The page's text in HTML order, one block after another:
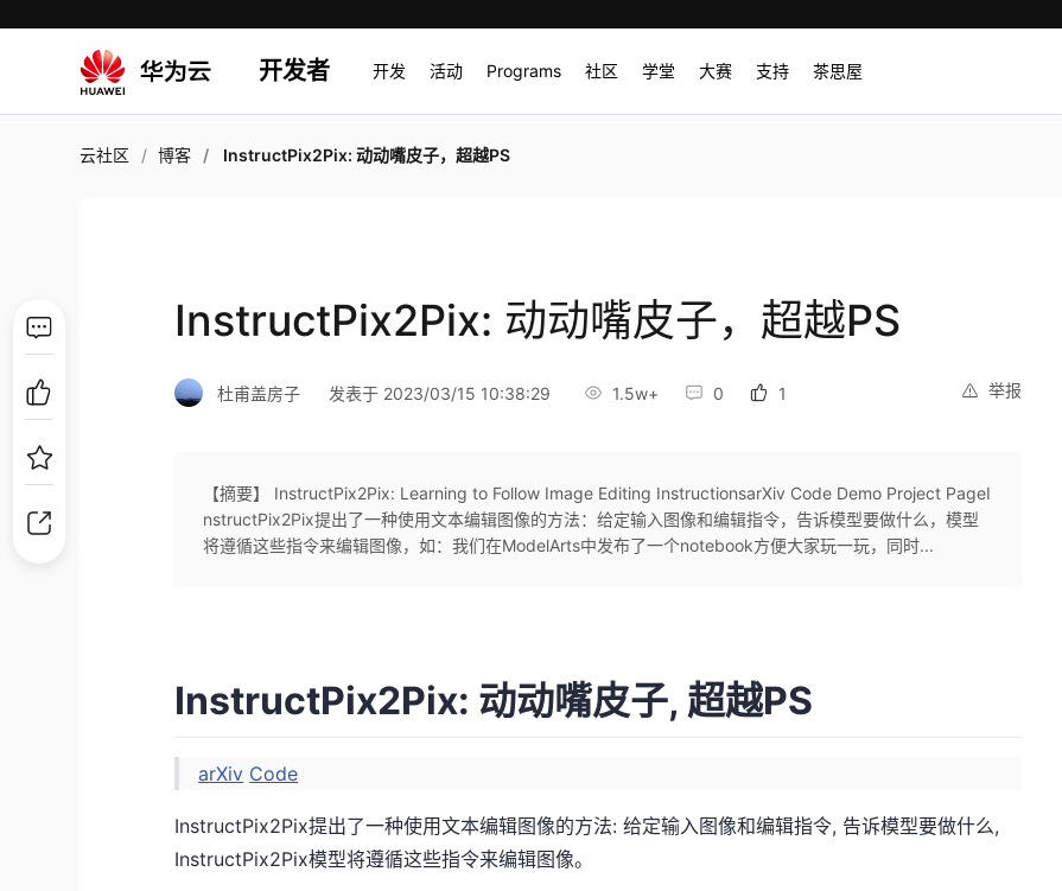
开发者 开发 活动 Programs 社区 学堂 大赛 支持 茶思屋
云社区 博客 InstructPix2Pix: 动动嘴皮子，超越PS
InstructPix2Pix: 动动嘴皮子，超越PS
举报
杜甫盖房子 发表于 2023/03/15 10:38:29 1.5w+ 0 1
【摘要】 InstructPix2Pix: Learning to Follow Image Editing InstructionsarXiv Code Demo Project PageI
nstructPix2Pix提出了一种使用文本编辑图像的方法：给定输入图像和编辑指令，告诉模型要做什么，模型
将遵循这些指令来编辑图像，如：我们在ModelArts中发布了一个notebook方便大家玩一玩，同时...
InstructPix2Pix: 动动嘴皮子, 超越PS
arXiv Code
InstructPix2Pix提出了一种使用文本编辑图像的方法: 给定输入图像和编辑指令, 告诉模型要做什么,
InstructPix2Pix模型将遵循这些指令来编辑图像。